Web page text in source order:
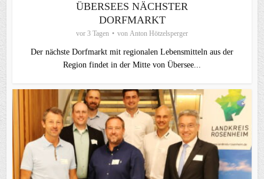
ÜBERSEES NÄCHSTER
DORFMARKT
vor 3 Tagen von Anton Hötzelsperger
Der nächste Dorfmarkt mit regionalen Lebensmitteln aus der
Region findet in der Mitte von Übersee...